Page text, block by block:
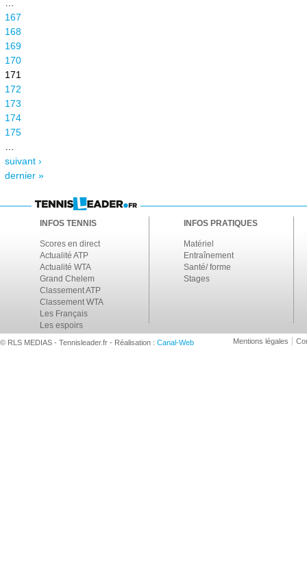
167
168
169
170
171
172
173
174
175
suivant ›
dernier »
INFOS TENNIS
Scores en direct
Actualité ATP
Actualité WTA
Grand Chelem
Classement ATP
Classement WTA
Les Français
Les espoirs
INFOS PRATIQUES
Matériel
Entraînement
Santé/ forme
Stages
© RLS MEDIAS - Tennisleader.fr - Réalisation : Canal-Web Mentions légales